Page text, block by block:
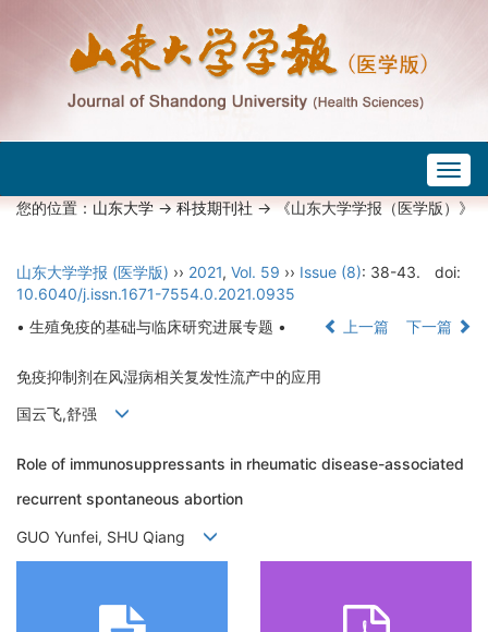
您的位置：山东大学->科技期刊社-> 《山东大学学报（医学版）》
山东大学学报 (医学版) ›› 2021, Vol. 59 ›› Issue (8): 38-43.
doi:
10.6040/j.issn.1671-7554.0.2021.0935
• 生殖免疫的基础与临床研究进展专题 •
上一篇 下一篇
免疫抑制剂在风湿病相关复发性流产中的应用
国云飞,舒强
Role of immunosuppressants in rheumatic disease-associated
recurrent spontaneous abortion
GUO Yunfei, SHU Qiang